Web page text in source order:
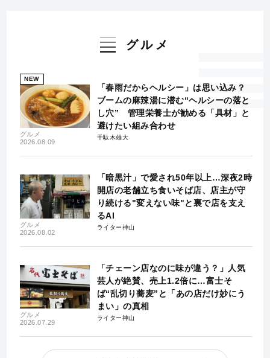
グルメ
NEW
グルメ
2026.08.09
「春雨だからヘルシー」は思い込み？
ブームの麻辣湯に潜む“ヘルシーの落と
し穴” 管理栄養士が勧める「具材」と
避けたい組み合わせ
千駄木雄大
グルメ
2026.08.02
「暗黒汁」で愛され50年以上…深夜2時
開店の老舗立ち食いそば店、店主が守
り続ける"変えない味"と裏で店を支え
るAI
ライター神山
グルメ
2026.07.29
「チェーン店なのに味が違う？」人気
芸人が絶賛、売上1.2倍に…富士そ
ば“乱切り蕎麦”と「あの店だけ妙にう
まい」の真相
ライター神山